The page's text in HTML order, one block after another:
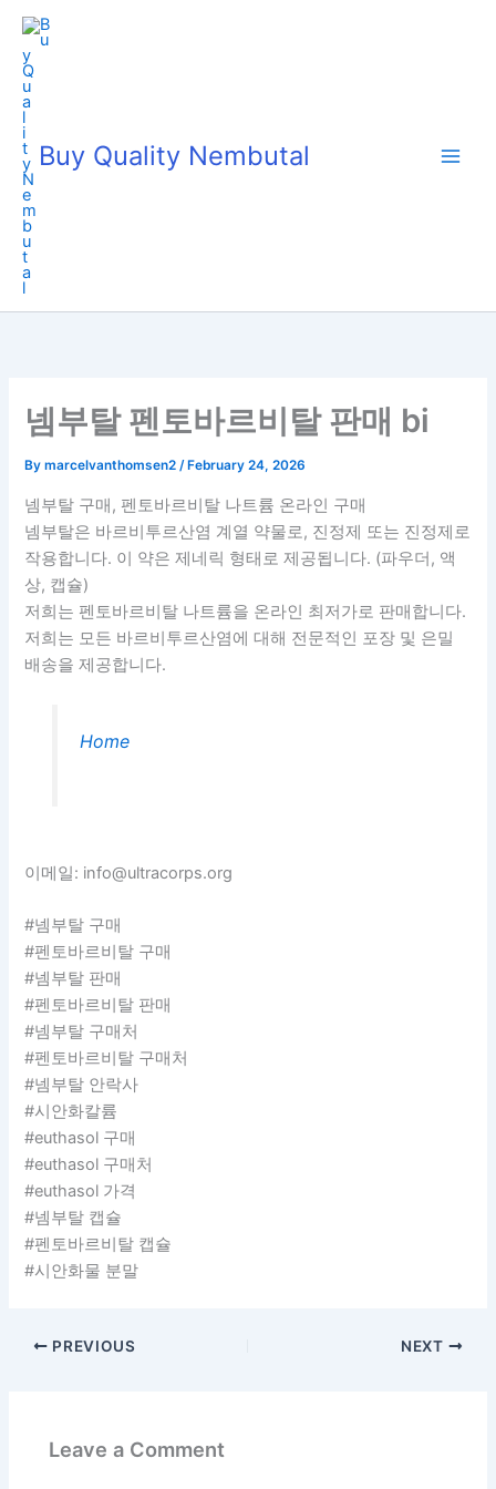
Skip
content
Buy Quality Nembutal
넴부탈 펜토바르비탈 판매 bi
Bymarcelvanthomsen2/ February 24, 2026
넴부탈 구매, 펜토바르비탈 나트륨 온라인 구매
넴부탈은 바르비투르산염 계열 약물로, 진정제 또는 진정제로
작용합니다. 이 약은 제네릭 형태로 제공됩니다. (파우더, 액
상, 캡슐)
저희는 펜토바르비탈 나트륨을 온라인 최저가로 판매합니다.
저희는 모든 바르비투르산염에 대해 전문적인 포장 및 은밀
배송을 제공합니다.
Home
이메일: info@ultracorps.org
#넴부탈 구매
#펜토바르비탈 구매
#넴부탈 판매
#펜토바르비탈 판매
#넴부탈 구매처
#펜토바르비탈 구매처
#넴부탈 안락사
#시안화칼륨
#euthasol 구매
#euthasol 구매처
#euthasol 가격
#넴부탈 캡슐
#펜토바르비탈 캡슐
#시안화물 분말
PREVIOUS NEXT
Leave a Comment